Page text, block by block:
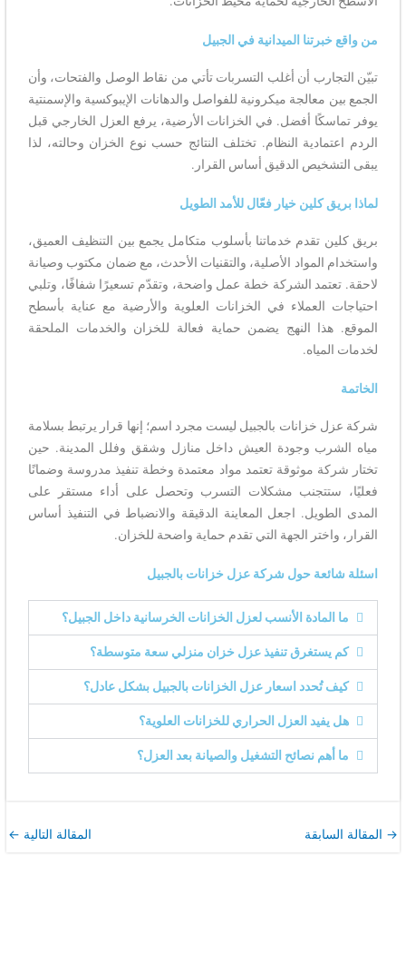
من واقع خبرتنا الميدانية في الجبيل
تبيّن التجارب أن أغلب التسربات تأتي من نقاط الوصل والفتحات، وأن
الجمع بين معالجة ميكرونية للفواصل والدهانات الإيبوكسية والإسمنتية
يوفر تماسكًا أفضل. في الخزانات الأرضية، يرفع العزل الخارجي قبل
الردم اعتمادية النظام. تختلف النتائج حسب نوع الخزان وحالته، لذا
يبقى التشخيص الدقيق أساس القرار.
لماذا بريق كلين خيار فعّال للأمد الطويل
بريق كلين تقدم خدماتنا بأسلوب متكامل يجمع بين التنظيف العميق،
واستخدام المواد الأصلية، والتقنيات الأحدث، مع ضمان مكتوب وصيانة
لاحقة. تعتمد الشركة خطة عمل واضحة، وتقدّم تسعيرًا شفافًا، وتلبي
احتياجات العملاء في الخزانات العلوية والأرضية مع عناية بأسطح
الموقع. هذا النهج يضمن حماية فعالة للخزان والخدمات الملحقة
لخدمات المياه.
الخاتمة
شركة عزل خزانات بالجبيل ليست مجرد اسم؛ إنها قرار يرتبط بسلامة
مياه الشرب وجودة العيش داخل منازل وشقق وفلل المدينة. حين
تختار شركة موثوقة تعتمد مواد معتمدة وخطة تنفيذ مدروسة وضمانًا
فعليًا، ستتجنب مشكلات التسرب وتحصل على أداء مستقر على
المدى الطويل. اجعل المعاينة الدقيقة والانضباط في التنفيذ أساس
القرار، واختر الجهة التي تقدم حماية واضحة للخزان.
اسئلة شائعة حول شركة عزل خزانات بالجبيل
ما المادة الأنسب لعزل الخزانات الخرسانية داخل الجبيل؟
كم يستغرق تنفيذ عزل خزان منزلي سعة متوسطة؟
كيف تُحدد اسعار عزل الخزانات بالجبيل بشكل عادل؟
هل يفيد العزل الحراري للخزانات العلوية؟
ما أهم نصائح التشغيل والصيانة بعد العزل؟
→ المقالة السابقة المقالة التالية ←